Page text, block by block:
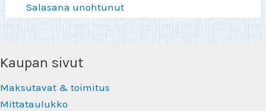
Salasana unohtunut
Kaupan sivut
Maksutavat & toimitus
Mittataulukko